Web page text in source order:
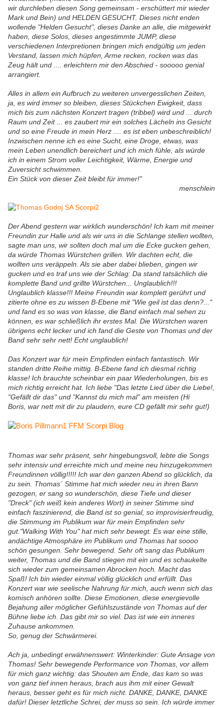
wir durchleben diesen Song gemeinsam - erschüttert mir wieder
Mark und Bein) und HELDEN GESUCHT. Dieses nicht enden
wollende "Helden Gesucht", dieses Danke an alle, die mitgewirkt
haben, diese Solos, dieses angestimmte JUMP, diese
verschiedenen Interpretionen bringen mich endgültig um jeden
Verstand, lassen mich hüpfen, Arme recken, rocken was das
Zeug hält und .... erleichtern mir den Abschied - sooooo genial
arrangiert.
Alles in allem ein Aufbruch zu weiteren unvergesslichen Zeiten,
ja, es wird immer so bleiben, dieses Stückchen Ewigkeit, dass
mich bis zum nächsten Konzert tragen (tribbel) wird und ... durch
Raum und Zeit ... es zaubert mir ein solches Lächeln ins Gesicht
und so eine Freude in mein Herz .... es ist eben unbeschreiblich!
Inzwischen nenne ich es eine Sucht, eine Droge, etwas, was
mein Leben unendlich bereichert und ich mich fühle, als würde
ich in einem Strom voller Leichtigkeit, Wärme, Energie und
Zuversicht schwimmen.
Ein Stück von dieser Zeit bleibt für immer!"
menschlein
Der Abend gestern war wirklich wunderschön! Ich kam mit meiner
Freundin zur Halle und als wir uns in die Schlange stellen wollten,
sagte man uns, wir sollten doch mal um die Ecke gucken gehen,
da würde Thomas Würstchen grillen. Wir dachten echt, die
wollten uns veräppeln. Als sie aber dabei blieben, gingen wir
gucken und es traf uns wie der Schlag: Da stand tatsächlich die
komplette Band und grillte Würstchen... Unglaublich!!!
Unglaublich klasse!!! Meine Freundin war komplett gerührt und
zitierte ohne es zu wissen B-Ebene mit "Wie geil ist das denn?..."
und fand es so was von klasse, die Band einfach mal sehen zu
können, es war schließlich ihr erstes Mal. Die Würstchen waren
übrigens echt lecker und ich fand die Geste von Thomas und der
Band sehr sehr nett! Echt unglaublich!
Das Konzert war für mein Empfinden einfach fantastisch. Wir
standen dritte Reihe mittig. B-Ebene fand ich diesmal richtig
klasse! Ich brauchte scheinbar ein paar Wiederholungen, bis es
mich richtig erreicht hat. Ich liebe "Das letzte Lied über die Liebe!,
"Gefällt dir das" und "Kannst du mich mal" am meisten (Hi
Boris, war nett mit dir zu plaudern, eure CD gefällt mir sehr gut!)
Thomas war sehr präsent, sehr hingebungsvoll, lebte die Songs
sehr intensiv und erreichte mich und meine neu hinzugekommen
Freundinnen völlig!!!!! Ich war den ganzen Abend so glücklich, da
zu sein. Thomas´ Stimme hat mich wieder neu in ihren Bann
gezogen, er sang so wunderschön, diese Tiefe und dieser
"Dreck" (ich weiß kein anderes Wort) in seiner Stimme sind
einfach faszinierend, die Band ist so genial, so improvisierfreudig,
die Stimmung im Publikum war für mein Empfinden sehr
gut."Walking With You" hat mich sehr bewegt. Es war eine stille,
andächtige Atmosphäre im Publikum und Thomas hat soooo
schön gesungen. Sehr bewegend. Sehr oft sang das Publikum
weiter, Thomas und die Band stiegen mit ein und es schaukelte
sich wieder zum gemeinsamen Abrocken hoch. Macht das
Spaß! Ich bin wieder einmal völlig glücklich und erfüllt. Das
Konzert war wie seelische Nahrung für mich, auch wenn sich das
komisch anhören sollte. Diese Emotionen, diese energievolle
Bejahung aller möglicher Gefühlszustände von Thomas auf der
Bühne liebe ich. Das gibt mir so viel. Das ist wie ein inneres
Zuhause ankommen.
So, genug der Schwärmerei.
Ach ja, unbedingt erwähnenswert: Winterkinder: Gute Ansage von
Thomas! Sehr bewegende Performance von Thomas, vor allem
für mich ganz wichtig: das Shouten am Ende, das kam so was
von ganz tief innen heraus, brach aus ihm mit einer Gewalt
heraus, besser geht es für mich nicht. DANKE, DANKE, DANKE
dafür! Dieser letztliche Schrei, der muss so sein. Ich würde immer